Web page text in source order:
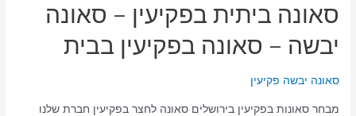
סאונה ביתית בפקיעין – סאונה
יבשה – סאונה בפקיעין בבית
סאונה יבשה פקיעין
מבחר סאונות בפקיעין בירושלים סאונה לחצר בפקיעין חברת שלנו